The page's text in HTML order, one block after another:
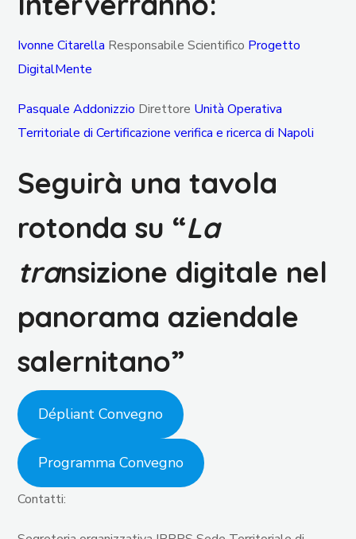
Ivonne Citarella Responsabile Scientifico Progetto
DigitalMente
Pasquale Addonizzio Direttore Unità Operativa
Territoriale di Certificazione verifica e ricerca di Napoli
Seguirà una tavola
rotonda su “La
transizione digitale nel
panorama aziendale
salernitano”
Dépliant Convegno
Programma Convegno
Contatti: